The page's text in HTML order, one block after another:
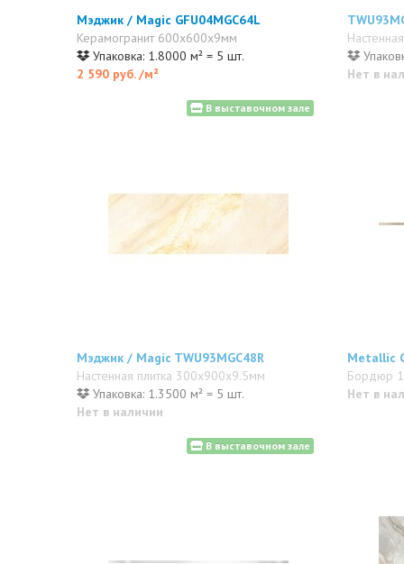
Мэджик / Magic GFU04MGC64L
Керамогранит 600x600x9мм
Упаковка: 1.8000 м² = 5 шт.
2 590 руб./м²
Нет в
В выставочном зале
Мэджик / Magic TWU93MGC48R
Настенная плитка 300x900x9.5мм
Упаковка: 1.3500 м² = 5 шт.
Нет в наличии
Metallic
Бордюр
Нет в
В выставочном зале